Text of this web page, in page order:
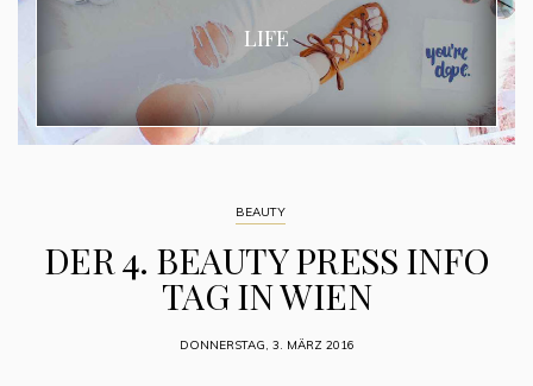
LIFE
BEAUTY
DER 4. BEAUTY PRESS INFO
TAG IN WIEN
DONNERSTAG, 3. MÄRZ 2016